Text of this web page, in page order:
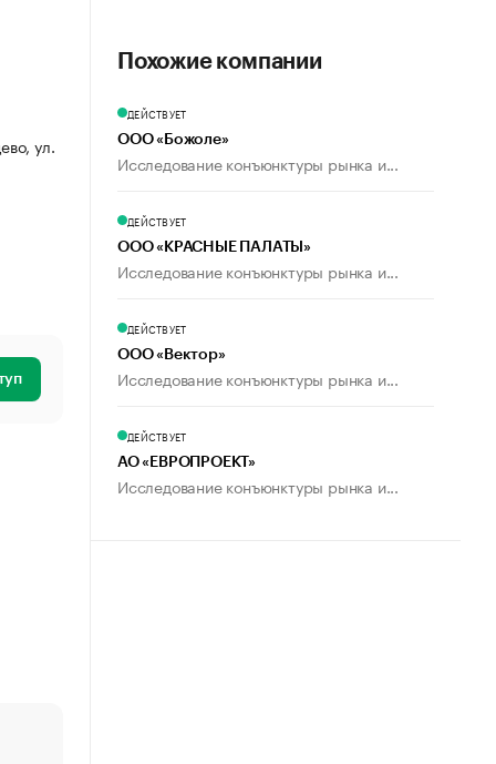
ул.
Похожие компании
ДЕЙСТВУЕТ
ООО «Божоле»
Исследование конъюнктуры рынка и...
ДЕЙСТВУЕТ
ООО «КРАСНЫЕ ПАЛАТЫ»
Исследование конъюнктуры рынка и...
ДЕЙСТВУЕТ
ООО «Вектор»
Исследование конъюнктуры рынка и...
ДЕЙСТВУЕТ
АО «ЕВРОПРОЕКТ»
Исследование конъюнктуры рынка и...